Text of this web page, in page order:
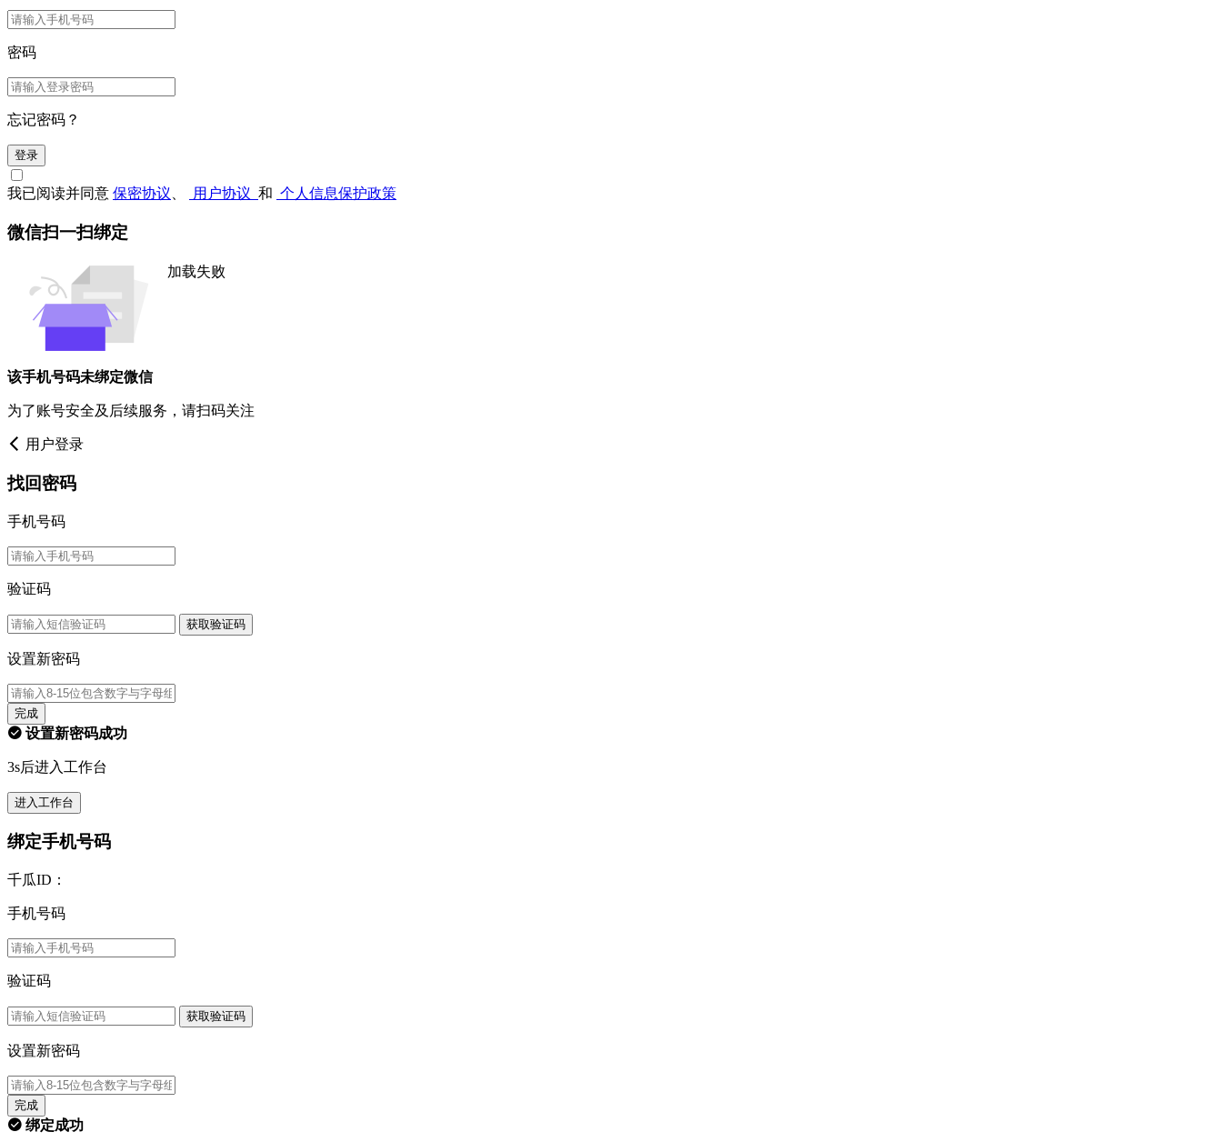
密码
忘记密码？
登录
我已阅读并同意 保密协议 用户协议 和 个人信息保护政策
微信扫一扫绑定
加载失败
该手机号码未绑定微信
为了账号安全及后续服务，请扫码关注
用户登录
找回密码
手机号码
验证码
获取验证码
设置新密码
完成
设置新密码成功
3s后进入工作台
进入工作台
绑定手机号码
千瓜ID：
手机号码
验证码
获取验证码
设置新密码
完成
绑定成功